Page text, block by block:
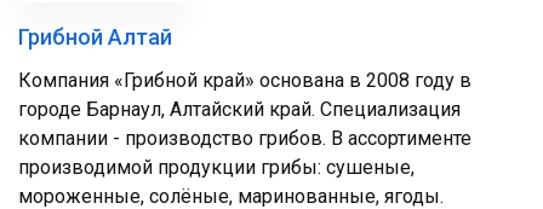
Грибной Алтай
Компания «Грибной край» основана в 2008 году в
городе Барнаул, Алтайский край. Специализация
компании - производство грибов. В ассортименте
производимой продукции грибы: сушеные,
мороженные, солёные, маринованные, ягоды.